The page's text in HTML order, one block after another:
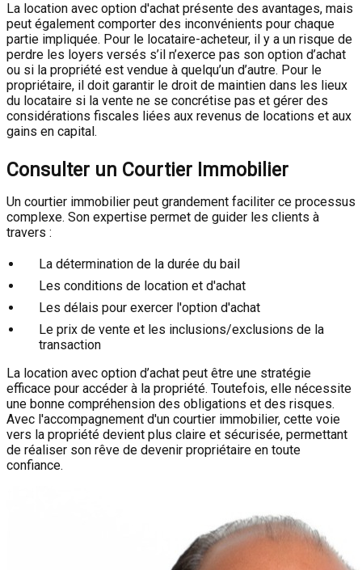
La location avec option d'achat présente des avantages, mais
peut également comporter des inconvénients pour chaque
partie impliquée. Pour le locataire-acheteur, il y a un risque de
perdre les loyers versés s’il n’exerce pas son option d’achat
ou si la propriété est vendue à quelqu’un d’autre. Pour le
propriétaire, il doit garantir le droit de maintien dans les lieux
du locataire si la vente ne se concrétise pas et gérer des
considérations fiscales liées aux revenus de locations et aux
gains en capital.
Consulter un Courtier Immobilier
Un courtier immobilier peut grandement faciliter ce processus
complexe. Son expertise permet de guider les clients à
travers :
La détermination de la durée du bail
Les conditions de location et d'achat
Les délais pour exercer l'option d'achat
Le prix de vente et les inclusions/exclusions de la
transaction
La location avec option d’achat peut être une stratégie
efficace pour accéder à la propriété. Toutefois, elle nécessite
une bonne compréhension des obligations et des risques.
Avec l'accompagnement d'un courtier immobilier, cette voie
vers la propriété devient plus claire et sécurisée, permettant
de réaliser son rêve de devenir propriétaire en toute
confiance.